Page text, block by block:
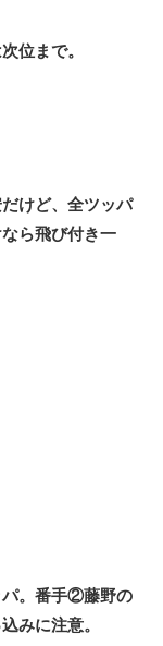
位まで。
けど、全ツッパ
ら飛び付き一
。番手②藤野の
みに注意。